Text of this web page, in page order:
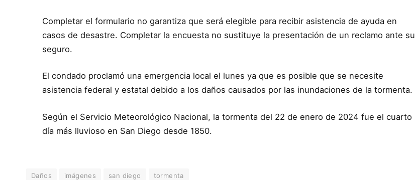
Completar el formulario no garantiza que será elegible para recibir asistencia de ayuda en
casos de desastre. Completar la encuesta no sustituye la presentación de un reclamo ante su
seguro.
El condado proclamó una emergencia local el lunes ya que es posible que se necesite
asistencia federal y estatal debido a los daños causados por las inundaciones de la tormenta.
Según el Servicio Meteorológico Nacional, la tormenta del 22 de enero de 2024 fue el cuarto
día más lluvioso en San Diego desde 1850.
Daños imágenes san diego tormenta